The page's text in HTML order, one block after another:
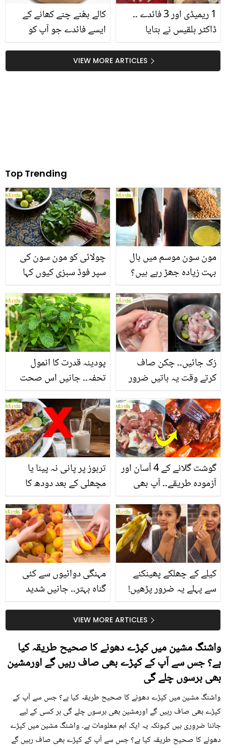
کالے بھُنے چنے کھانے کے
ایسے فائدے جو آپ کو
رکھیں
1 ریمیڈی اور 3 فائدے ۔۔
ڈاکٹر بلقیس نے بتایا
لیئے ایک بہترین اور آزمودہ
ٹپ، آج ہی آزمائیں
VIEW MORE ARTICLES
Top Trending
چولائی کو مون سون کی
سپر فوڈ سبزی کیوں کہا
منرلز اور اینٹی آکسیڈنٹس
سے بھرپور اس سبزی کے
فائدے
مون سون موسم میں بال
بہت زیادہ جھڑ رہے ہیں؟
بنانے کے چند قدرتی طریقے
پودینہ قدرت کا انمول
تحفہ۔۔ جانیں اس صحت
انگیز طبی فوائد
رُک جائیں۔۔ چکن صاف
کرتے وقت یہ باتیں ضرور
تربوز پر پانی نہ پینا یا
مچھلی کے بعد دودھ کا
سے متعلق غلط فہمیوں کی
حقیقت کیا ہے اور افواہ
کیا؟
گوشت گلانے کے 4 آسان اور
آزمودہ طریقے۔۔ آپ بھی
بتائے راز
مہنگی دوائیوں سے کئی
گناہ بہتر۔۔ جانیں شدید
کیوں کھانا چاہیے؟
کیلے کے چھلکے پھینکنے
سے پہلے یہ ضرور پڑھیں!
سستا اور قدرتی حلVIEW MORE ARTICLES
واشنگ مشین میں کپڑے دھونے کا صحیح طریقہ کیا
ہے؟ جس سے آپ کے کپڑے بھی صاف رہیں گے اورمشین
بھی برسوں چلے گی
واشنگ مشین میں کپڑے دھونے کا صحیح طریقہ کیا ہے؟ جس سے آپ کے
کپڑے بھی صاف رہیں گے اورمشین بھی برسوں چلے گی ہر کسی کے لیے
جاننا ضروری ہیں کیونکہ یہ ایک اہم معلومات ہے۔ واشنگ مشین میں کپڑے
دھونے کا صحیح طریقہ کیا ہے؟ جس سے آپ کے کپڑے بھی صاف رہیں گے